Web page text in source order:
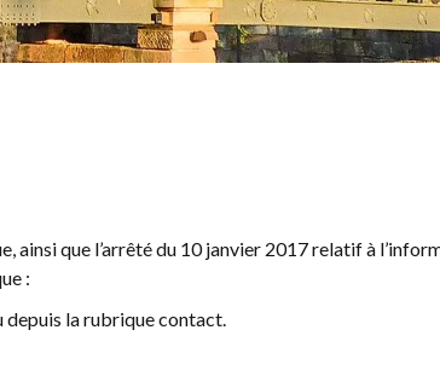
que l’arrêté du 10 janvier 2017 relatif à
:
depuis la rubrique contact.